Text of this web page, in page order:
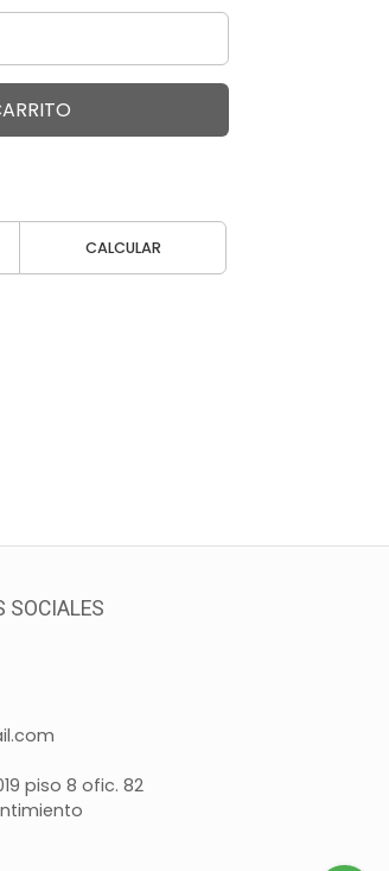
CALCULAR
SOCIALES
piso 8 ofic. 82